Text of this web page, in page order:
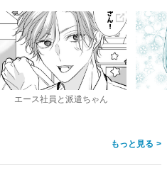
エース社員と派遣ちゃん
>